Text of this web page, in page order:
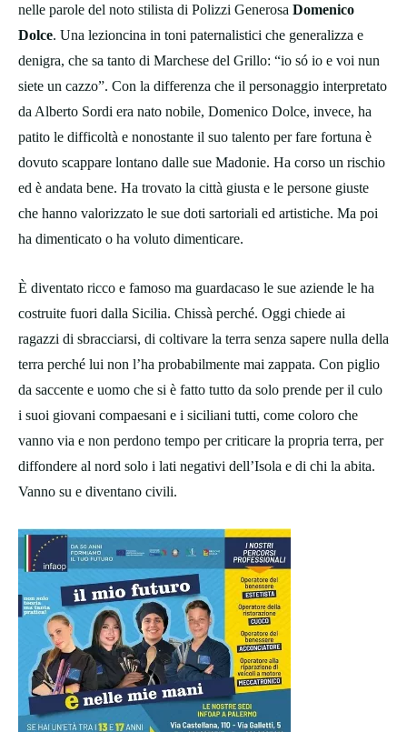
nelle parole del noto stilista di Polizzi Generosa Domenico
Dolce. Una lezioncina in toni paternalistici che generalizza e
denigra, che sa tanto di Marchese del Grillo: “io só io e voi nun
siete un cazzo”. Con la differenza che il personaggio interpretato
da Alberto Sordi era nato nobile, Domenico Dolce, invece, ha
patito le difficoltà e nonostante il suo talento per fare fortuna è
dovuto scappare lontano dalle sue Madonie. Ha corso un rischio
ed è andata bene. Ha trovato la città giusta e le persone giuste
che hanno valorizzato le sue doti sartoriali ed artistiche. Ma poi
ha dimenticato o ha voluto dimenticare.
È diventato ricco e famoso ma guardacaso le sue aziende le ha
costruite fuori dalla Sicilia. Chissà perché. Oggi chiede ai
ragazzi di sbracciarsi, di coltivare la terra senza sapere nulla della
terra perché lui non l’ha probabilmente mai zappata. Con piglio
da saccente e uomo che si è fatto tutto da solo prende per il culo
i suoi giovani compaesani e i siciliani tutti, come coloro che
vanno via e non perdono tempo per criticare la propria terra, per
diffondere al nord solo i lati negativi dell’Isola e di chi la abita.
Vanno su e diventano civili.